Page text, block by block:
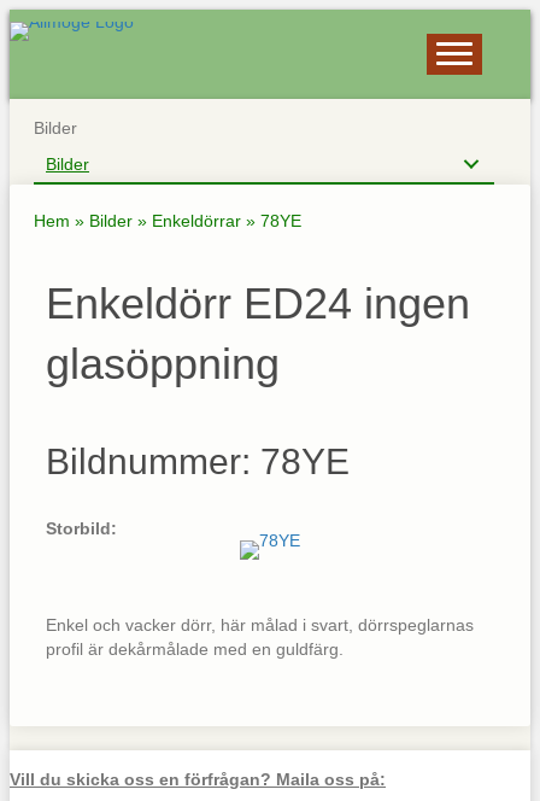
Bilder
Bilder
Hem » Bilder » Enkeldörrar » 78YE
Enkeldörr ED24 ingen
glasöppning
Bildnummer: 78YE
Storbild:
Enkel och vacker dörr, här målad i svart, dörrspeglarnas
profil är dekårmålade med en guldfärg.
Vill du skicka oss en förfrågan? Maila oss på: